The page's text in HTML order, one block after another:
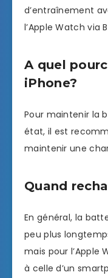
d’entraînement
l’Apple Watch via
A quel
iPhone?
Pour maintenir la
état, il est
maintenir une
Quand
En général, la
peu plus
mais pour l’Apple
à celle d’un